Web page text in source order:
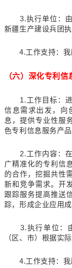
3.执行单位：由
新疆生产建设兵团执
4.工作支持：我
（六）深化专利
1.工作目标：进
信息需求出发，向
息，提供专业性服
色专利信息服务产
2.工作内容：在
广精准化的专利信
的合作，挖掘共性
新和竞争需求。开
跟踪服务提高推送
踪，形成企业应用成
3.执行单位：由
（区、市）根据实
4.工作支持：我